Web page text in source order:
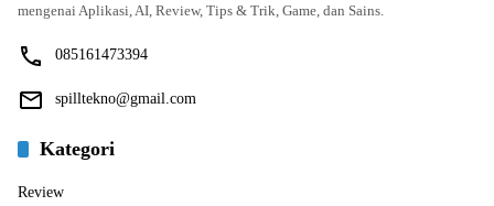
mengenai Aplikasi, AI, Review, Tips & Trik, Game, dan Sains.
085161473394
spilltekno@gmail.com
Kategori
Review